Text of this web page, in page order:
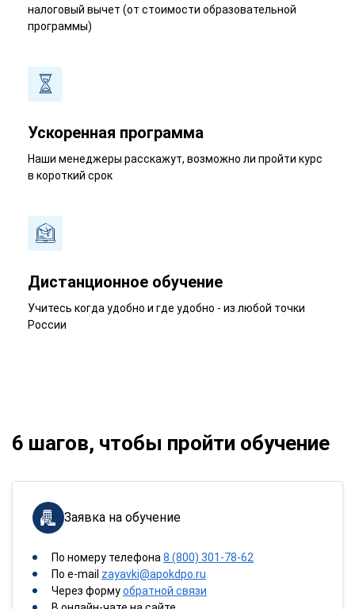
налоговый вычет (от стоимости образовательной
программы)
Ускоренная программа
Наши менеджеры расскажут, возможно ли пройти курс
в короткий срок
Дистанционное обучение
Учитесь когда удобно и где удобно - из любой точки
России
6 шагов, чтобы пройти обучение
Заявка на обучение
По номеру телефона 8 (800) 301-78-62
По e-mail zayavki@apokdpo.ru
Через формуобратной связи